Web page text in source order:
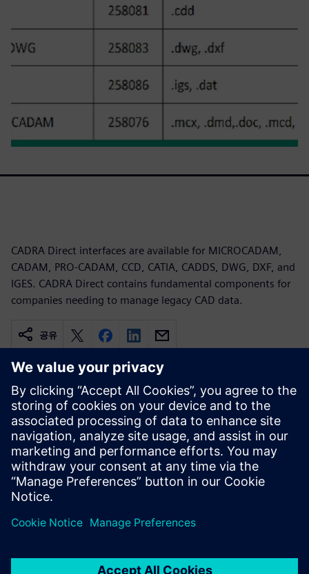
CADRA Direct interfaces are available for MICROCADAM,
CADAM, PRO-CADAM, CCD, CATIA, CADDS, DWG, DXF, and
IGES. CADRA Direct contains fundamental components for
companies needing to manage legacy CAD data.
공유
관련 자료